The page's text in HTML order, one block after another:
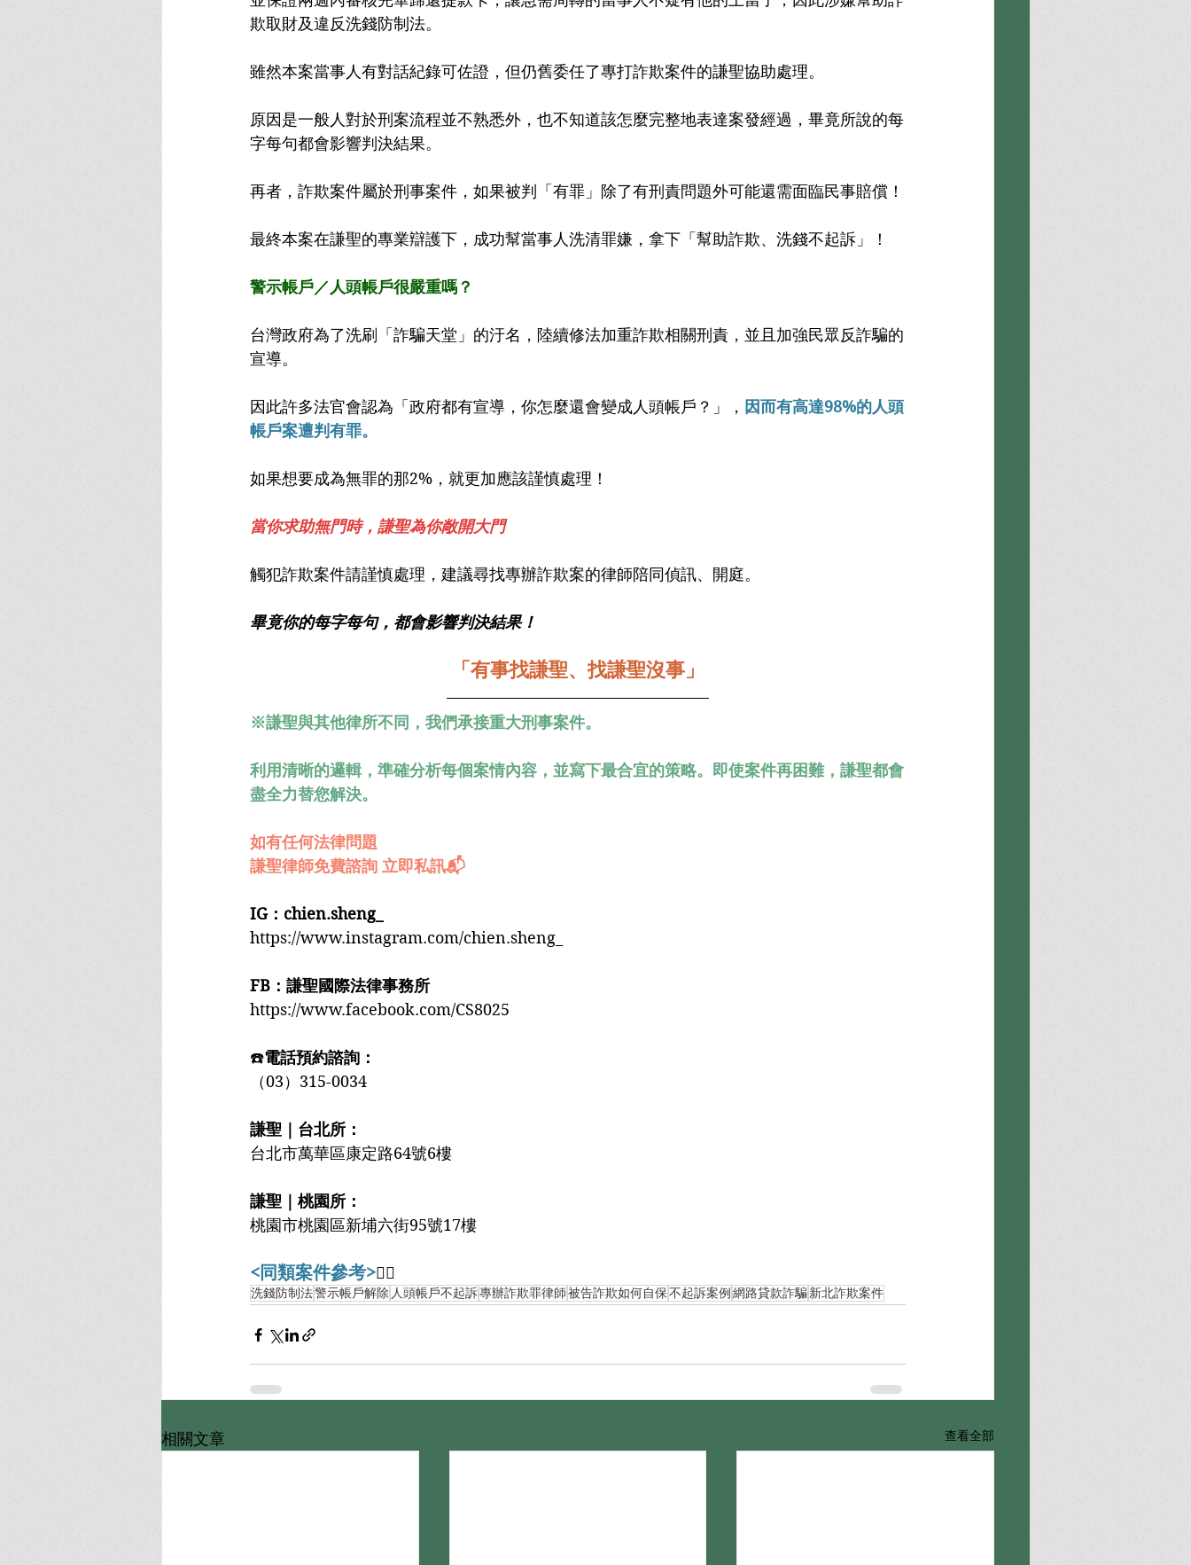
欺取財及違反洗錢防制法。
雖然本案當事人有對話紀錄可佐證，但仍舊委任了專打詐欺案件的謙聖協助處理。
原因是一般人對於刑案流程並不熟悉外，也不知道該怎麼完整地表達案發經過，畢竟所說的每
字每句都會影響判決結果。
再者，詐欺案件屬於刑事案件，如果被判「有罪」除了有刑責問題外可能還需面臨民事賠償！
最終本案在謙聖的專業辯護下，成功幫當事人洗清罪嫌，拿下「幫助詐欺、洗錢不起訴」！
警示帳戶／人頭帳戶很嚴重嗎？
台灣政府為了洗刷「詐騙天堂」的汙名，陸續修法加重詐欺相關刑責，並且加強民眾反詐騙的
宣導。
因此許多法官會認為「政府都有宣導，你怎麼還會變成人頭帳戶？」， 因而有高達98%的人頭
帳戶案遭判有罪。
如果想要成為無罪的那2%，就更加應該謹慎處理！
當你求助無門時，謙聖為你敞開大門
觸犯詐欺案件請謹慎處理，建議尋找專辦詐欺案的律師陪同偵訊、開庭。
畢竟你的每字每句，都會影響判決結果！
「有事找謙聖、找謙聖沒事」
※謙聖與其他律所不同，我們承接重大刑事案件。
利用清晰的邏輯，準確分析每個案情內容，並寫下最合宜的策略。即使案件再困難，謙聖都會
盡全力替您解決。
如有任何法律問題
謙聖律師免費諮詢 立即私訊📬
IG：chien.sheng_
https://www.instagram.com/chien.sheng_
FB：謙聖國際法律事務所
https://www.facebook.com/CS8025
☎️電話預約諮詢：
（03）315-0034
謙聖｜台北所：
台北市萬華區康定路64號6樓
謙聖｜桃園所：
桃園市桃園區新埔六街95號17樓
<同類案件參考>👇🏻
洗錢防制法警示帳戶解除 人頭帳戶不起訴專辦詐欺罪律師被告詐欺如何自保不起訴案例網路貸款詐騙新北詐欺案件
相關文章 查看全部